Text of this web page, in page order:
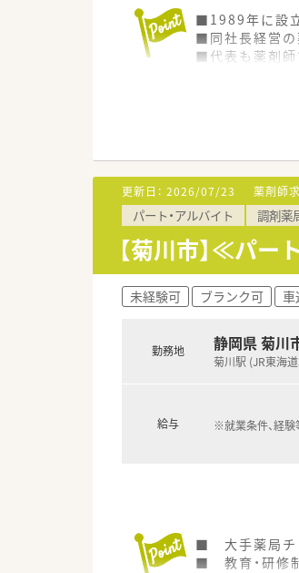
育児時間：生
短時間勤務/小
※勤務実績が10
正社員であれ
その他、連続
連続休暇制度
確定拠出年金
長期所得保障
■全店でピッキ
医療事務・登録
服薬指導や患
≪ こんな方
■調剤薬局のご
■今後のライ
■1989年に設
■同社長経営の
■代表も薬剤師
■外来調剤だ
■調剤未経験
■小さなお子
■ご条件によ
更新日： 2026/07/23 薬剤師
パート・アルバイト 調剤薬
【菊川市】≪パ
未経験可 ブランク可
勤務地 静岡県 菊川
菊川駅 (JR東海
給与 ※就業条件、経験
■ 大手薬局チ
■ 教育・研修